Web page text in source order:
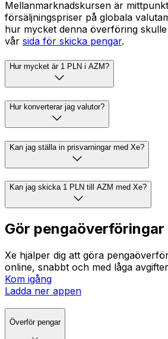
Mellanmarknadskursen är
försäljningspriser på globala
hur mycket denna överföring
vår sida för skicka pengar.
Hur mycket är 1 PLN i AZM?
Hur konverterar jag valutor?
Kan jag ställa in prisvarningar med Xe?
Kan jag skicka 1 PLN till AZM med Xe?
Gör pengaöverföringar
Xe hjälper dig att göra
online, snabbt och med låga avgifter
Kom igång
Ladda ner appen
Överför pengar